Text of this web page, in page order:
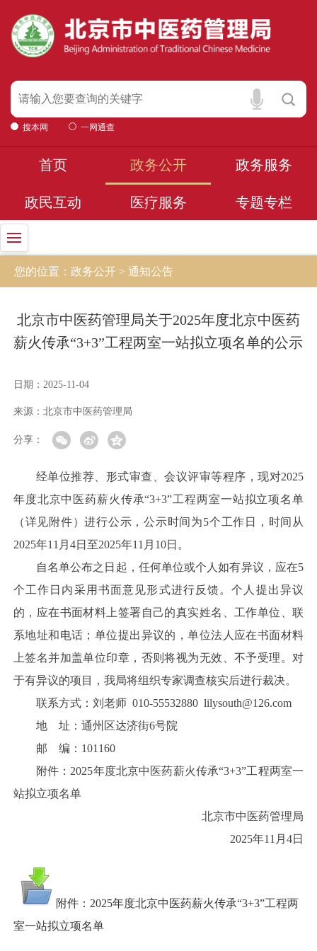
搜本网 一网通查
首页 政务公开 政务服务
政民互动 医疗服务 专题专栏
您的位置：政务公开 > 通知公告
北京市中医药管理局关于2025年度北京中医药
薪火传承“3+3”工程两室一站拟立项名单的公示
日期： 2025-11-04
来源： 北京市中医药管理局
分享：
经单位推荐、形式审查、会议评审等程序，现对2025
年度北京中医药薪火传承“3+3”工程两室一站拟立项名单
（详见附件）进行公示，公示时间为5个工作日，时间从
2025年11月4日至2025年11月10日。
自名单公布之日起，任何单位或个人如有异议，应在5
个工作日内采用书面意见形式进行反馈。个人提出异议
的，应在书面材料上签署自己的真实姓名、工作单位、联
系地址和电话；单位提出异议的，单位法人应在书面材料
上签名并加盖单位印章，否则将视为无效、不予受理。对
于有异议的项目，我局将组织专家调查核实后进行裁决。
联系方式：刘老师 010-55532880 lilysouth@126.com
地 址：通州区达济街6号院
邮 编：101160
附件：2025年度北京中医药薪火传承“3+3”工程两室一
站拟立项名单
北京市中医药管理局
2025年11月4日
附件：2025年度北京中医药薪火传承“3+3”工程两
室一站拟立项名单